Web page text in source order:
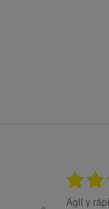
12.11.2025
de la comanda.